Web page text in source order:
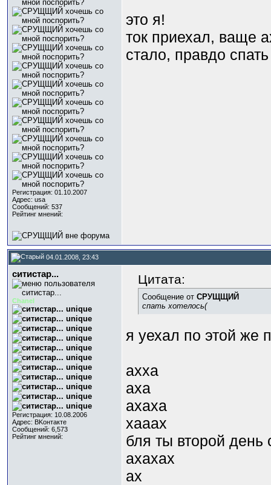
Регистрация: 01.10.2007
Адрес: usa
Сообщений: 537
Рейтинг мнений:
это я!
ток приехал, ваще
стало, правдо
04.01.2008, 23:43
ситистар...
Chanel
Регистрация: 10.08.2006
Адрес: BKонтактe
Сообщений: 6,573
Рейтинг мнений:
Цитата:
Сообщение от СРУЩЩИЙ
спать хотелось(
я уехал по этой же
ахха
аха
ахаха
хааах
бля ты второй
ахахах
ах